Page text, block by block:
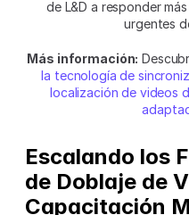
de L&D a responder
urgentes
Más información:
la tecnología de
localización de videos
Escalando los
de Doblaje de
Capacitación